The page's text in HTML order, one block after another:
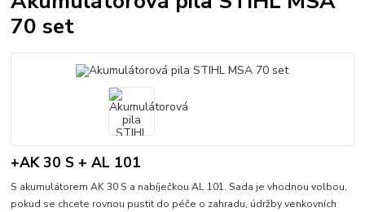
70 set
+AK 30 S + AL 101
S akumulátorem AK 30 S a nabíječkou AL 101. Sada je vhodnou volbou,
pokud se chcete rovnou pustit do péče o zahradu, údržby venkovních